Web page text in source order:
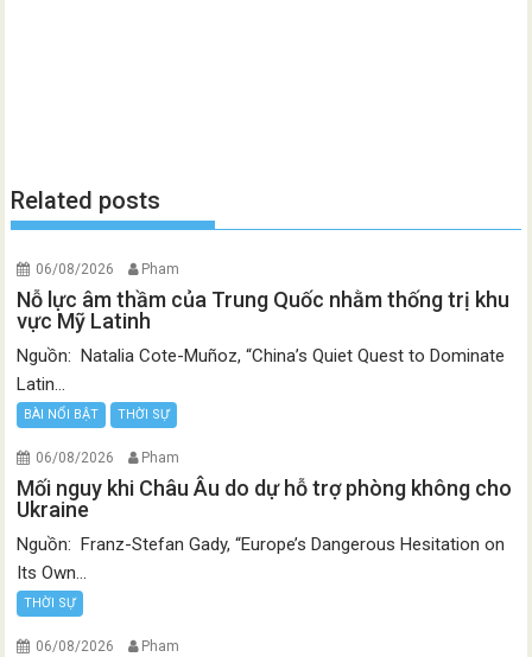
Related posts
06/08/2026 Pham
Nỗ lực âm thầm của Trung Quốc nhằm thống trị khu
vực Mỹ Latinh
Nguồn: Natalia Cote-Muñoz, “China’s Quiet Quest to Dominate
Latin...
BÀI NỔI BẬT THỜI SỰ
06/08/2026 Pham
Mối nguy khi Châu Âu do dự hỗ trợ phòng không cho
Ukraine
Nguồn: Franz-Stefan Gady, “Europe’s Dangerous Hesitation on
Its Own...
THỜI SỰ
06/08/2026 Pham